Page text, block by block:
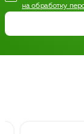
на обработку